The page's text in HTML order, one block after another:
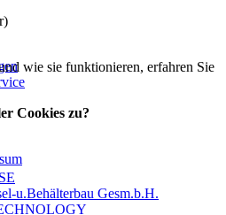
u.Behälterbau Gesm.b.H.
wie sie funktionieren, erfahren Sie
Cookies zu?